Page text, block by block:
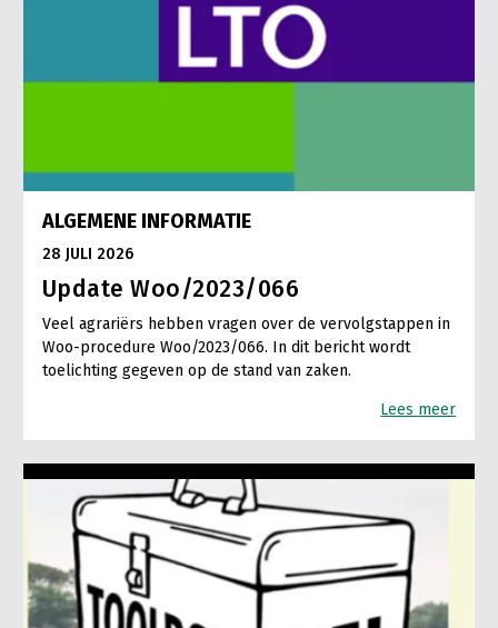
ALGEMENE INFORMATIE
28 JULI 2026
Update Woo/2023/066
Veel agrariërs hebben vragen over de vervolgstappen in
Woo-procedure Woo/2023/066. In dit bericht wordt
toelichting gegeven op de stand van zaken.
Lees meer